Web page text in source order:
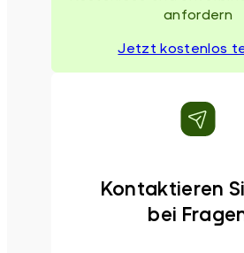
anfordern
Jetzt kostenlos
Kontaktieren
bei